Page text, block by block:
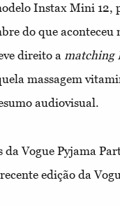
Instax Mini 12,
do que
direito a matching
massagem
audiovisual.
da Vogue Pyjama
edição da